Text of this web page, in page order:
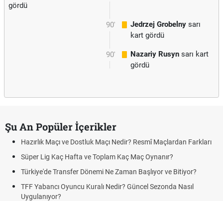
gördü
90' Jedrzej Grobelny sarı
kart gördü
90' Nazariy Rusyn sarı kart
gördü
Şu An Popüler İçerikler
Hazırlık Maçı ve Dostluk Maçı Nedir? Resmî Maçlardan Farkları
Süper Lig Kaç Hafta ve Toplam Kaç Maç Oynanır?
Türkiye'de Transfer Dönemi Ne Zaman Başlıyor ve Bitiyor?
TFF Yabancı Oyuncu Kuralı Nedir? Güncel Sezonda Nasıl
Uygulanıyor?